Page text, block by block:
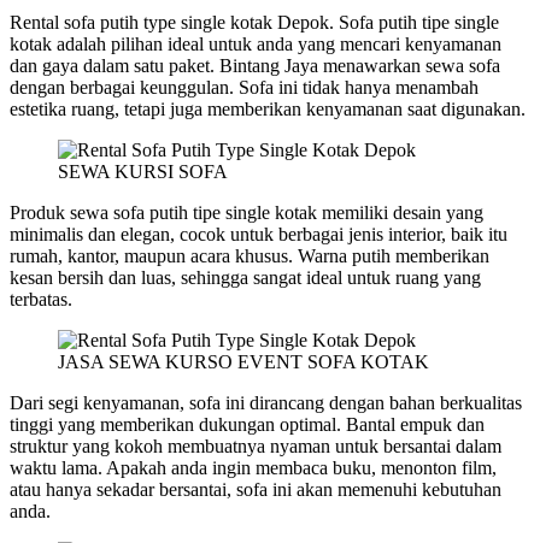
Rental sofa putih type single kotak Depok. Sofa putih tipe single
kotak adalah pilihan ideal untuk anda yang mencari kenyamanan
dan gaya dalam satu paket. Bintang Jaya menawarkan sewa sofa
dengan berbagai keunggulan. Sofa ini tidak hanya menambah
estetika ruang, tetapi juga memberikan kenyamanan saat digunakan.
SEWA KURSI SOFA
Produk sewa sofa putih tipe single kotak memiliki desain yang
minimalis dan elegan, cocok untuk berbagai jenis interior, baik itu
rumah, kantor, maupun acara khusus. Warna putih memberikan
kesan bersih dan luas, sehingga sangat ideal untuk ruang yang
terbatas.
JASA SEWA KURSO EVENT SOFA KOTAK
Dari segi kenyamanan, sofa ini dirancang dengan bahan berkualitas
tinggi yang memberikan dukungan optimal. Bantal empuk dan
struktur yang kokoh membuatnya nyaman untuk bersantai dalam
waktu lama. Apakah anda ingin membaca buku, menonton film,
atau hanya sekadar bersantai, sofa ini akan memenuhi kebutuhan
anda.